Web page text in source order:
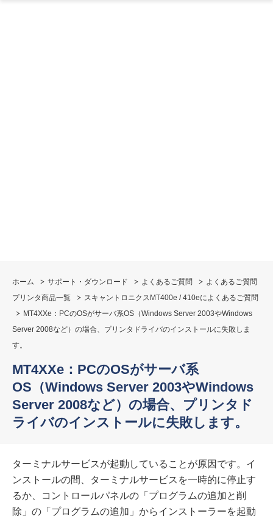
ホーム サポート・ダウンロード よくあるご質問
よくあるご質問
プリンタ商品一覧
スキャントロニクスMT400e / 410eによくあるご質問
MT4XXe：PCのOSがサーバ系OS（Windows Server 2003やWindows
Server 2008など）の場合、プリンタドライバのインストールに失敗しま
す。
MT4XXe：PCのOSがサーバ系
OS（Windows Server 2003やWindows
Server 2008など）の場合、プリンタド
ライバのインストールに失敗します。
ターミナルサービスが起動していることが原因です。イ
ンストールの間、ターミナルサービスを一時的に停止す
るか、コントロールパネルの「プログラムの追加と削
除」の「プログラムの追加」からインストーラーを起動